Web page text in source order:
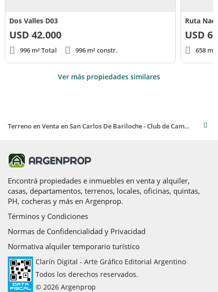
Dos Valles D03
USD 42.000
996 m² Total 996 m² constr.
Ruta
USD
658
Ver más propiedades similares
Terreno en Venta en San Carlos De Bariloche - Club de Campo, Dos Valles.
Encontrá propiedades e inmuebles en venta y alquiler,
casas, departamentos, terrenos, locales, oficinas, quintas,
PH, cocheras y más en Argenprop.
Términos y Condiciones
Normas de Confidencialidad y Privacidad
Normativa alquiler temporario turístico
Clarín Digital - Arte Gráfico Editorial Argentino
Todos los derechos reservados.
© 2026 Argenprop